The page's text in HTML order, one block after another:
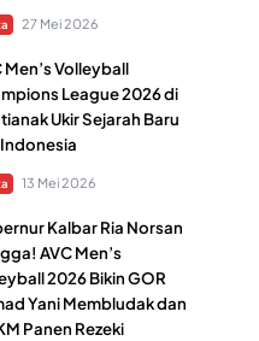
27 Mei 2026
Men’s Volleyball
League 2026 di
Ukir Sejarah Baru
13 Mei 2026
Kalbar Ria Norsan
AVC Men’s
2026 Bikin GOR
Yani Membludak dan
Panen Rezeki